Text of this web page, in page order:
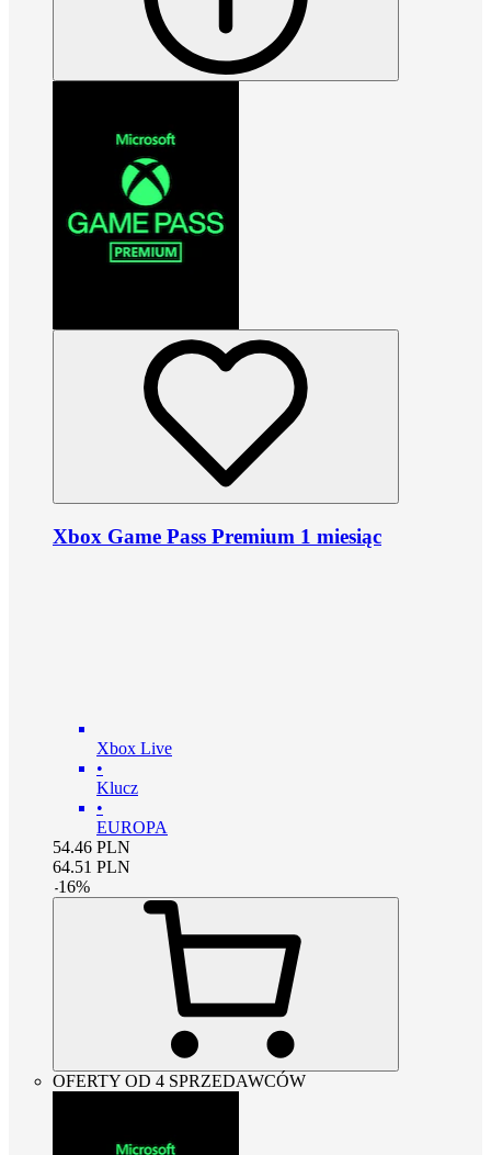
Xbox Game Pass Premium 1 miesiąc
Xbox Live
•
Klucz
•
EUROPA
54.46 PLN
64.51 PLN
-16%
OFERTY OD 4 SPRZEDAWCÓW